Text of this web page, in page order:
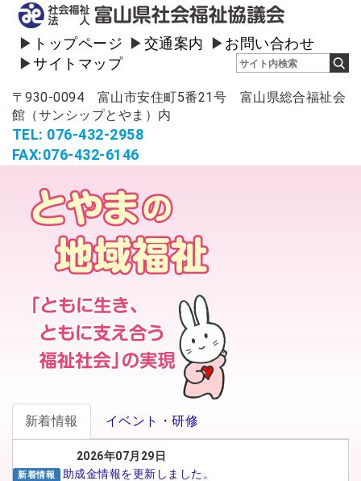
トップページ 交通案内
お問い合わせ
サイトマップ
〒930-0094 富山市安住町5番21号 富山県総合福祉会
館（サンシップとやま）内
TEL: 076-432-2958
FAX:076-432-6146
新着情報 イベント・研修
2026年07月29日
新着情報
助成金情報を更新しました。